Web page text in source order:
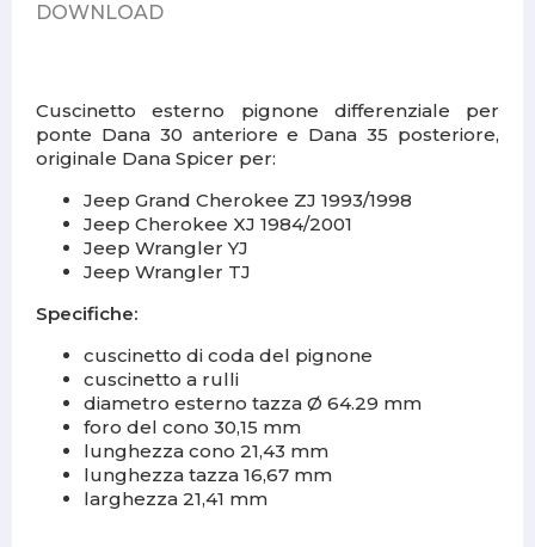
DOWNLOAD
Cuscinetto esterno pignone differenziale per
ponte Dana 30 anteriore e Dana 35 posteriore,
originale Dana Spicer per:
Jeep Grand Cherokee ZJ 1993/1998
Jeep Cherokee XJ 1984/2001
Jeep Wrangler YJ
Jeep Wrangler TJ
Specifiche:
cuscinetto di coda del pignone
cuscinetto a rulli
diametro esterno tazza Ø 64.29 mm
foro del cono 30,15 mm
lunghezza cono 21,43 mm
lunghezza tazza 16,67 mm
larghezza 21,41 mm